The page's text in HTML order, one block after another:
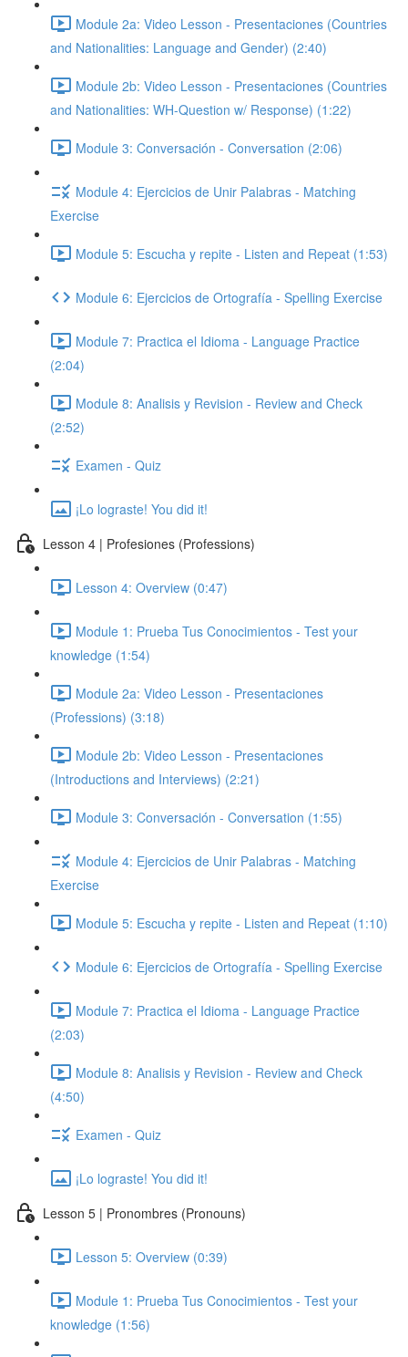
Module 2a: Video Lesson - Presentaciones (Countries
and Nationalities: Language and Gender) (2:40)
Module 2b: Video Lesson - Presentaciones (Countries
and Nationalities: WH-Question w/ Response) (1:22)
Module 3: Conversación - Conversation (2:06)
Module 4: Ejercicios de Unir Palabras - Matching
Exercise
Module 5: Escucha y repite - Listen and Repeat (1:53)
Module 6: Ejercicios de Ortografía - Spelling Exercise
Module 7: Practica el Idioma - Language Practice
(2:04)
Module 8: Analisis y Revision - Review and Check
(2:52)
Examen - Quiz
¡Lo lograste! You did it!
Lesson 4 | Profesiones (Professions)
Lesson 4: Overview (0:47)
Module 1: Prueba Tus Conocimientos - Test your
knowledge (1:54)
Module 2a: Video Lesson - Presentaciones
(Professions) (3:18)
Module 2b: Video Lesson - Presentaciones
(Introductions and Interviews) (2:21)
Module 3: Conversación - Conversation (1:55)
Module 4: Ejercicios de Unir Palabras - Matching
Exercise
Module 5: Escucha y repite - Listen and Repeat (1:10)
Module 6: Ejercicios de Ortografía - Spelling Exercise
Module 7: Practica el Idioma - Language Practice
(2:03)
Module 8: Analisis y Revision - Review and Check
(4:50)
Examen - Quiz
¡Lo lograste! You did it!
Lesson 5 | Pronombres (Pronouns)
Lesson 5: Overview (0:39)
Module 1: Prueba Tus Conocimientos - Test your
knowledge (1:56)